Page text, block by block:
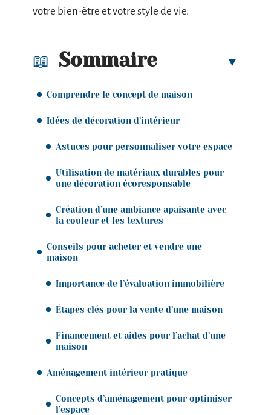
votre bien-être et votre style de vie.
Sommaire
Comprendre le concept de maison
Idées de décoration d’intérieur
Astuces pour personnaliser votre espace
Utilisation de matériaux durables pour
une décoration écoresponsable
Création d’une ambiance apaisante avec
la couleur et les textures
Conseils pour acheter et vendre une
maison
Importance de l’évaluation immobilière
Étapes clés pour la vente d’une maison
Financement et aides pour l’achat d’une
maison
Aménagement intérieur pratique
Concepts d’aménagement pour optimiser
l’espace